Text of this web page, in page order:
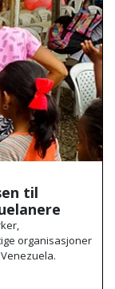
til
organisasjoner